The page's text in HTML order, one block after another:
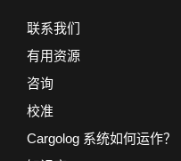
联系我们
有用资源
咨询
校准
Cargolog 系统如何运作？